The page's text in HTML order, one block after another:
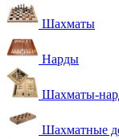
Шахматы
Нарды
Шахматы-
Шахматные